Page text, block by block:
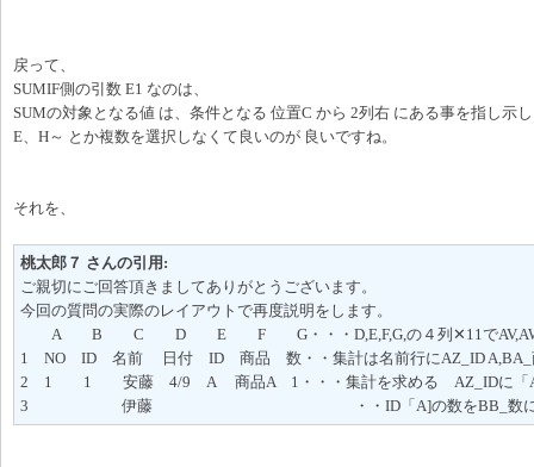
戻って、
SUMIF側の引数 E1 なのは、
SUMの対象となる値 は、条件となる 位置C から 2列右 にある事を指し示
E、H～ とか複数を選択しなくて良いのが 良いですね。
それを、
桃太郎７ さんの引用:
ご親切にご回答頂きましてありがとうございます。
今回の質問の実際のレイアウトで再度説明をします。
A B C D E F G・・・D,E,F,G,の４列✕11で
1 NO ID 名前 日付 ID 商品 数・・集計は名前行にAZ_ID A,BA_
2 1 1 安藤 4/9 A 商品A 1・・・集計を求める AZ_IDに「A」
3 伊藤 ・・ID「A]の数をBB_数に集計